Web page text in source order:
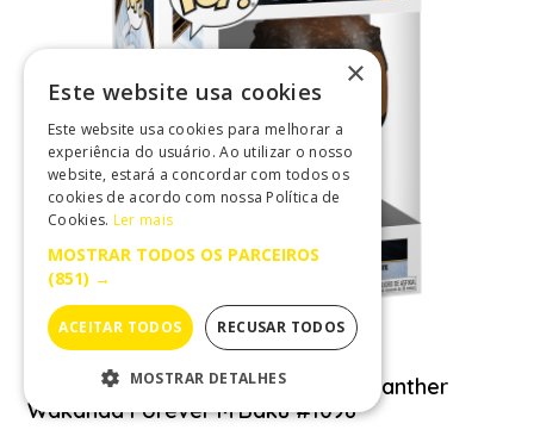
Funko POP! Marvel Studios Black Panther
Wakanda Forever M'Baku #1098
×
Este website usa cookies
Este website usa cookies para melhorar a
experiência do usuário. Ao utilizar o nosso
website, estará a concordar com todos os
cookies de acordo com nossa Política de
Cookies. Ler mais
MOSTRAR TODOS OS PARCEIROS
(851) →
ACEITAR TODOS RECUSAR TODOS
MOSTRAR DETALHES